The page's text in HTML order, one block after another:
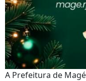
A Prefeitura de